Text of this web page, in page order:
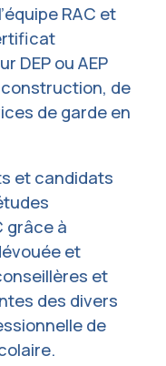
RAC et
DEP ou AEP
de
de garde en
et candidats
grâce à
et
et
des divers
de